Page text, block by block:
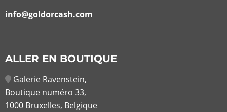
info@goldorcash.com
ALLER EN BOUTIQUE
Galerie Ravenstein,
Boutique numéro 33,
1000 Bruxelles, Belgique